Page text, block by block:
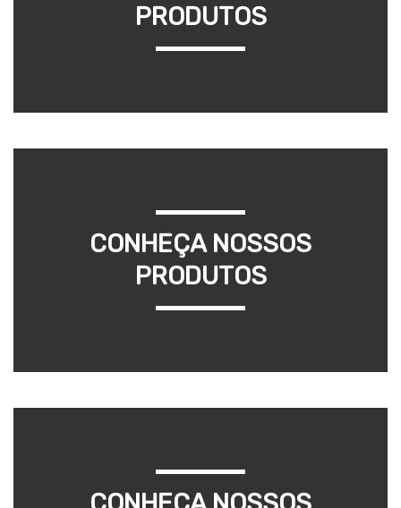
PRODUTOS
CONHEÇA NOSSOS
PRODUTOS